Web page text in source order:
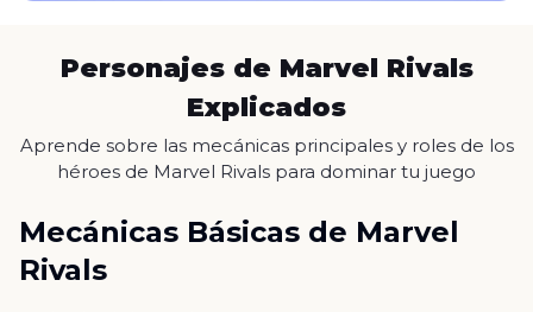
Personajes de Marvel Rivals
Explicados
Aprende sobre las mecánicas principales y roles de los
héroes de Marvel Rivals para dominar tu juego
Mecánicas Básicas de Marvel
Rivals